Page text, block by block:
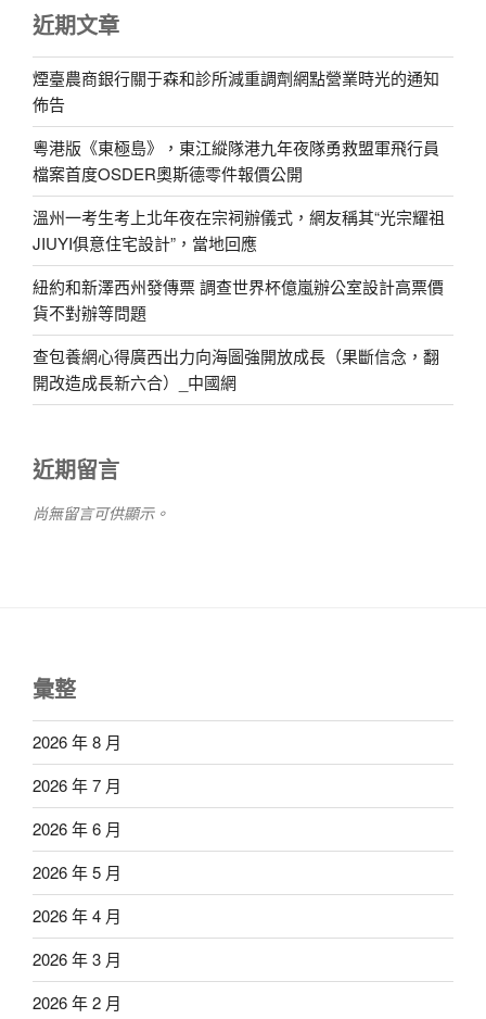
近期文章
煙臺農商銀行關于森和診所減重調劑網點營業時光的通知
佈告
粵港版《東極島》，東江縱隊港九年夜隊勇救盟軍飛行員
檔案首度OSDER奧斯德零件報價公開
溫州一考生考上北年夜在宗祠辦儀式，網友稱其“光宗耀祖
JIUYI俱意住宅設計”，當地回應
紐約和新澤西州發傳票 調查世界杯億嵐辦公室設計高票價
貨不對辦等問題
查包養網心得廣西出力向海圖強開放成長（果斷信念，翻
開改造成長新六合）_中國網
近期留言
尚無留言可供顯示。
彙整
2026 年 8 月
2026 年 7 月
2026 年 6 月
2026 年 5 月
2026 年 4 月
2026 年 3 月
2026 年 2 月